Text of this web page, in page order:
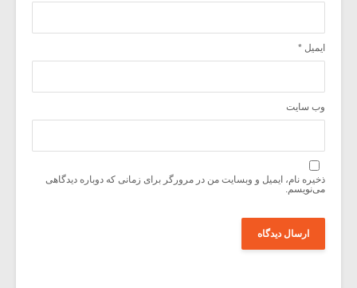
وب‌ سایت
ذخیره نام، ایمیل و وبسایت من در مرورگر برای زمانی که دوباره دیدگاهی
می‌نویسم.